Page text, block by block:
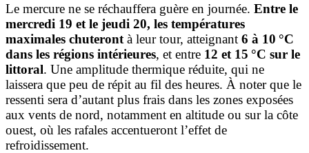
Le mercure ne se réchauffera guère en journée. Entre le
mercredi 19 et le jeudi 20, les températures
maximales chuteront à leur tour, atteignant 6 à 10 °C
dans les régions intérieures, et entre 12 et 15 °C sur le
littoral. Une amplitude thermique réduite, qui ne
laissera que peu de répit au fil des heures. À noter que le
ressenti sera d’autant plus frais dans les zones exposées
aux vents de nord, notamment en altitude ou sur la côte
ouest, où les rafales accentueront l’effet de
refroidissement.